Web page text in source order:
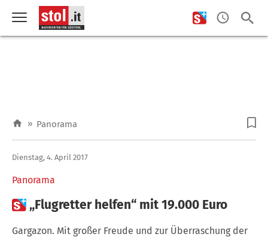
» Panorama
Panorama
Dienstag, 4. April 2017
„Flugretter helfen“ mit 19.000 Euro
Gargazon. Mit großer Freude und zur Überraschung der